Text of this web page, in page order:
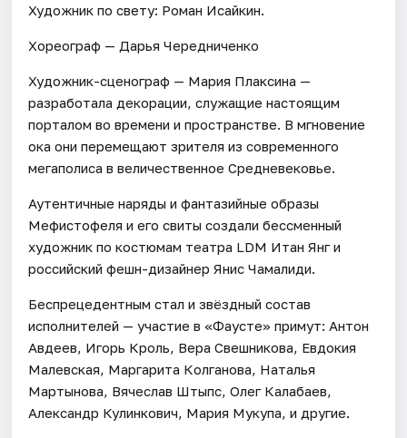
Художник по свету: Роман Исайкин.
Хореограф — Дарья Чередниченко
Художник-сценограф — Мария Плаксина —
разработала декорации, служащие настоящим
порталом во времени и пространстве. В мгновение
ока они перемещают зрителя из современного
мегаполиса в величественное Средневековье.
Аутентичные наряды и фантазийные образы
Мефистофеля и его свиты создали бессменный
художник по костюмам театра LDM Итан Янг и
российский фешн-дизайнер Янис Чамалиди.
Беспрецедентным стал и звёздный состав
исполнителей — участие в «Фаусте» примут: Антон
Авдеев, Игорь Кроль, Вера Свешникова, Евдокия
Малевская, Маргарита Колганова, Наталья
Мартынова, Вячеслав Штыпс, Олег Калабаев,
Александр Кулинкович, Мария Мукупа, и другие.